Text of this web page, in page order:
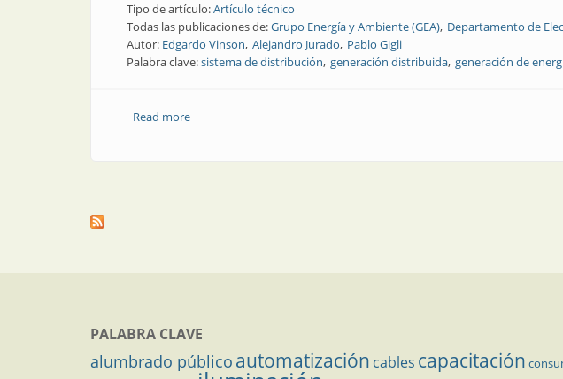
Tipo de artículo:Artículo técnico
Todas las publicaciones de:Grupo Energía y Ambiente (GEA) Departamento de
Autor: Edgardo Vinson Alejandro Jurado Pablo Gigli
Palabra clave:sistema de distribución generación distribuida generación de
Read moreabout Revista Electrotécnica | Estudio de un sistema de distribución
PALABRA CLAVE
alumbrado público automatización cables capacitación